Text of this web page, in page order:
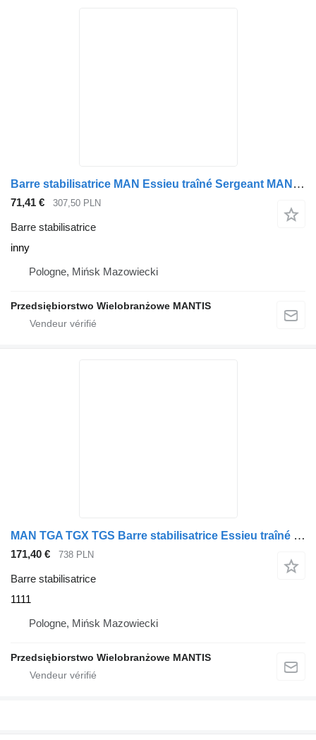
Barre stabilisatrice MAN Essieu traîné Sergeant MAN TGA TGX TGS inny pour tracteur routier
71,41 € 307,50 PLN
Barre stabilisatrice
inny
Pologne, Mińsk Mazowiecki
Przedsiębiorstwo Wielobranżowe MANTIS
MAN TGA TGX TGS Barre stabilisatrice Essieu traîné 1111 pour tracteur routier
171,40 € 738 PLN
Barre stabilisatrice
1111
Pologne, Mińsk Mazowiecki
Przedsiębiorstwo Wielobranżowe MANTIS